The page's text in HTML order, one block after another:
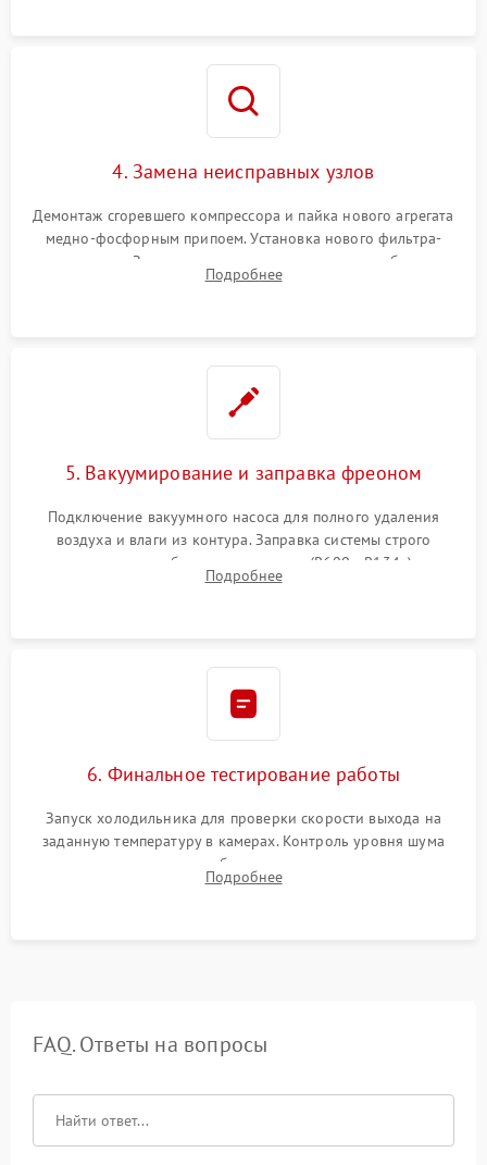
4. Замена неисправных узлов
Демонтаж сгоревшего компрессора и пайка нового агрегата
медно-фосфорным припоем. Установка нового фильтра-
осушителя. Замена изношенных вентиляторов обдува,
сломанных заслонок или поврежденных дверных петель.
Подробнее
5. Вакуумирование и заправка фреоном
Подключение вакуумного насоса для полного удаления
воздуха и влаги из контура. Заправка системы строго
дозированным объемом хладагента (R600a, R134a) по
электронным весам. Контроль рабочего давления в системе.
Подробнее
6. Финальное тестирование работы
Запуск холодильника для проверки скорости выхода на
заданную температуру в камерах. Контроль уровня шума
компрессора, отсутствия обмерзания стенок и корректного
срабатывания системы автоматической оттайки.
Подробнее
FAQ. Ответы на вопросы